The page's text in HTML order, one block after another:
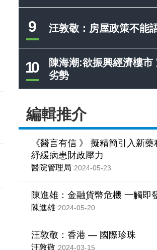
9 汪敦敬：房屋政策不能
10
陳海潮:欲振興經濟樓市
劣勢
編輯推介
《醫言有信 》 擬精簡引入新
紓緩病患財政壓力
醫院管理局 2024-05-23
陳進雄：金融貨幣危機 一觸即
陳進雄 2024-05-20
汪敦敬：香港 — 國際珍珠
汪敦敬 2024-03-15